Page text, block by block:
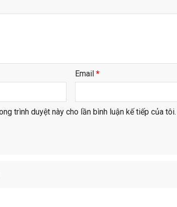
Email*
trình duyệt này cho lần bình luận kế tiếp của tôi.